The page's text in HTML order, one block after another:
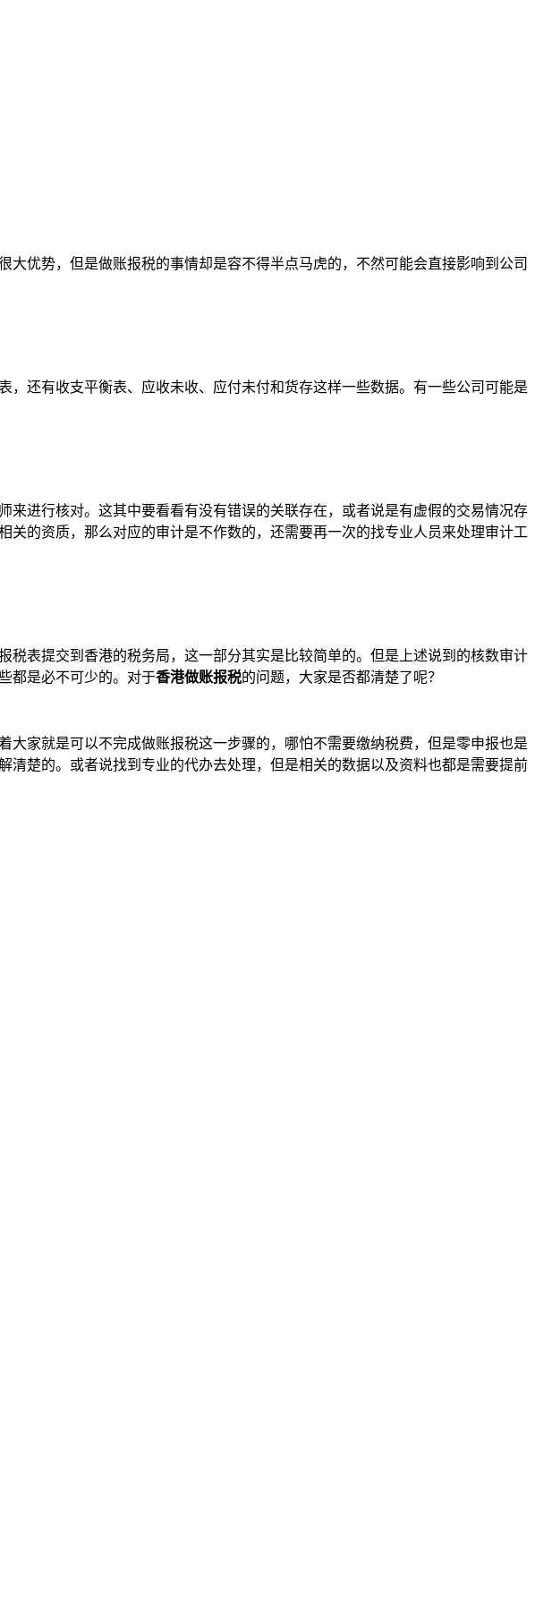
优势，但是做账报税的事情却是容不得半点马虎的，不然可能会直接影响到公司
还有收支平衡表、应收未收、应付未付和货存这样一些数据。有一些公司可能是
进行核对。这其中要看看有没有错误的关联存在，或者说是有虚假的交易情况存
的资质，那么对应的审计是不作数的，还需要再一次的找专业人员来处理审计工
表提交到香港的税务局，这一部分其实是比较简单的。但是上述说到的核数审计
都是必不可少的。对于香港做账报税的问题，大家是否都清楚了呢？
家就是可以不完成做账报税这一步骤的，哪怕不需要缴纳税费，但是零申报也是
清楚的。或者说找到专业的代办去处理，但是相关的数据以及资料也都是需要提前